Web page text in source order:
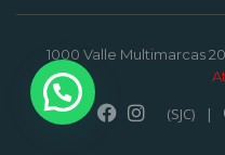
1000 Valle Multimarcas
(SJC) |